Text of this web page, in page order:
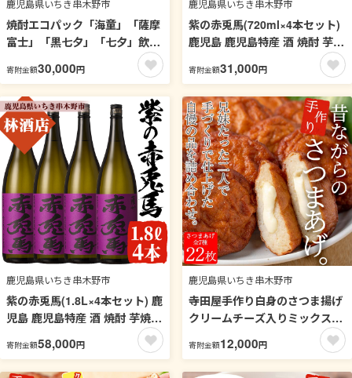
鹿児島県いちき串木野市
焼酎エコパック「海童」「薩摩
富士」「黒七夕」「七夕」飲み
比べセット(計4本)！国産 九州
産 鹿児島 酒 焼酎 芋焼酎 家飲
み 飲み比べ セット【吉村酒
店】【00-003-14】
寄附金額30,000円
鹿児島県いちき串木野市
紫の赤兎馬(720ml×4本セット)
鹿児島 鹿児島特産 酒 焼酎 芋焼
酎 セット 人気【林酒店】【99-
023-63】
寄附金額31,000円
鹿児島県いちき串木野市
紫の赤兎馬(1.8L×4本セット) 鹿
児島 鹿児島特産 酒 焼酎 芋焼酎
セット 人気【林酒店】【99-
023-66】
寄附金額58,000円
鹿児島県いちき串木野市
寺田屋手作り白身のさつま揚げ
クリームチーズ入りミックスセ
ット(計22枚)おかずに！おやつ
やおつまみに！【寺田屋】
【00-031-09】
寄附金額12,000円